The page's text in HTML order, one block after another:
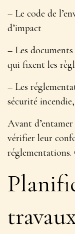
– Le code de
d’impact
– Les
qui fixent les
– Les
sécurité
Avant
vérifier leur
réglementations.